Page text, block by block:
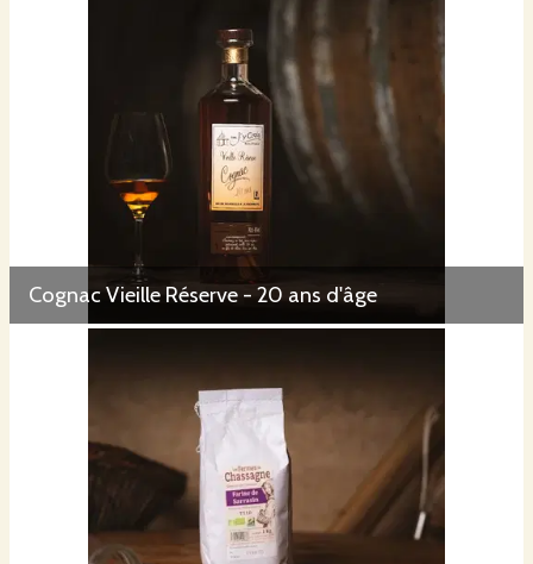
Cognac Vieille Réserve - 20 ans d'âge